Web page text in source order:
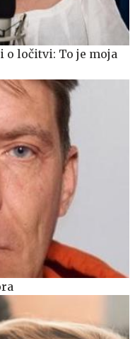
ločitvi: To je moja